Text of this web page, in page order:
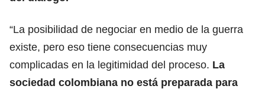
“La posibilidad de negociar en medio de la guerra
existe, pero eso tiene consecuencias muy
complicadas en la legitimidad del proceso. La
sociedad colombiana no está preparada para